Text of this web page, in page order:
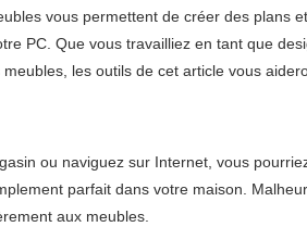
vous permettent de créer des plans
PC. Que vous travailliez en tant que
les outils de cet article vous
ou naviguez sur Internet, vous
parfait dans votre maison.
aux meubles.